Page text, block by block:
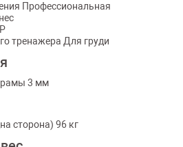
Профессиональная
тренажера Для груди
рамы 3 мм
сторона) 96 кг